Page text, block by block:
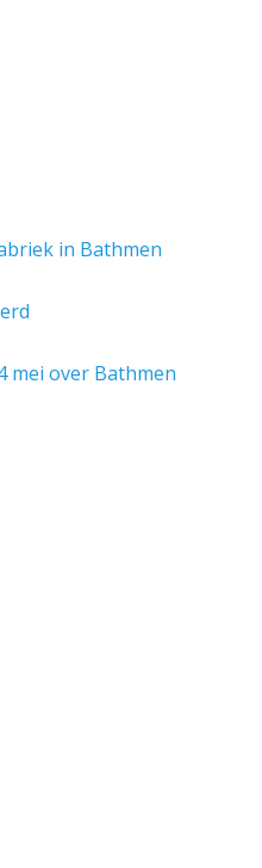
in Bathmen
mei over Bathmen